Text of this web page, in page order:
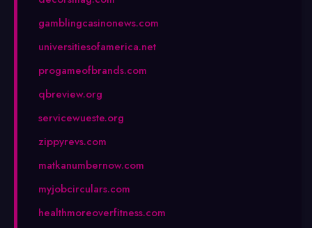
gamblingcasinonews.com
universitiesofamerica.net
progameofbrands.com
qbreview.org
servicewueste.org
zippyrevs.com
matkanumbernow.com
myjobcirculars.com
healthmoreoverfitness.com